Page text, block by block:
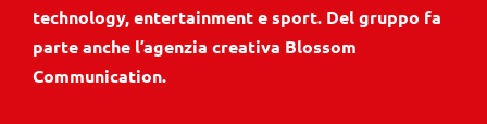
technology, entertainment e sport. Del gruppo fa
parte anche l’agenzia creativa Blossom
Communication.